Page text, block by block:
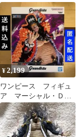
フィギュア
¥2,199
ワンピース フィギュ
ア マーシャル・Ｄ・
ティーチ Ａ新品未開
封